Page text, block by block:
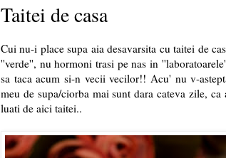
Taitei de casa
Cui nu-i place supa aia desavarsita cu taitei de
''verde'', nu hormoni trasi pe nas in
sa taca acum si-n vecii vecilor!! Acu' nu v-
meu de supa/ciorba mai sunt dara cateva zile,
luati de aici taitei..